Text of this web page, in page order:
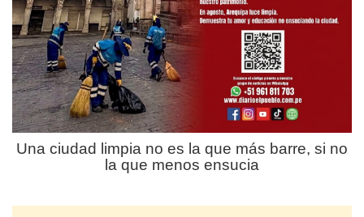
Una ciudad limpia no es la que más barre, si no
la que menos ensucia